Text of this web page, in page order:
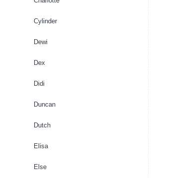
Cylinder
Dewi
Dex
Didi
Duncan
Dutch
Elisa
Else